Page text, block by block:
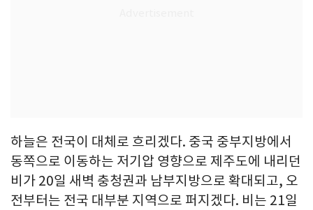
하늘은 전국이 대체로 흐리겠다. 중국 중부지방에서
동쪽으로 이동하는 저기압 영향으로 제주도에 내리던
비가 20일 새벽 충청권과 남부지방으로 확대되고, 오
전부터는 전국 대부분 지역으로 퍼지겠다. 비는 21일